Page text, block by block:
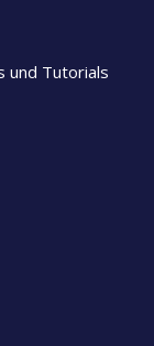
und Tutorials